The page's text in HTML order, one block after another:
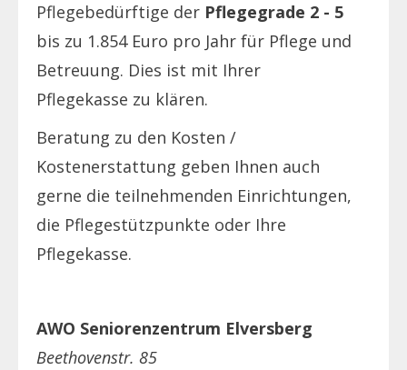
Pflegebedürftige der Pflegegrade 2 - 5
bis zu 1.854 Euro pro Jahr für Pflege und
Betreuung. Dies ist mit Ihrer
Pflegekasse zu klären.
Beratung zu den Kosten /
Kostenerstattung geben Ihnen auch
gerne die teilnehmenden Einrichtungen,
die Pflegestützpunkte oder Ihre
Pflegekasse.
AWO Seniorenzentrum Elversberg
Beethovenstr. 85